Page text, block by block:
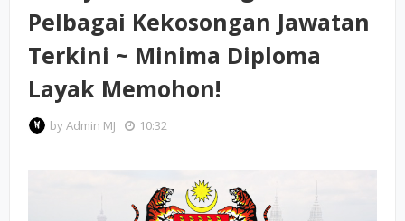
Pelbagai Kekosongan Jawatan
Terkini ~ Minima Diploma
Layak Memohon!
byAdmin MJ 10:32